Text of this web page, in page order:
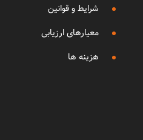
شرایط و قوانین
معیارهای ارزیابی
هزینه ها